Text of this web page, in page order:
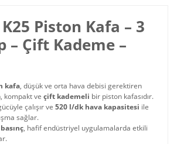
Piston Kafa – 3
– Çift Kademe –
kafa, düşük ve orta hava debisi gerektiren
kompakt ve çift kademeli bir piston kafasıdır.
çalışır ve 520 l/dk hava kapasitesi ile
sağlar.
, hafif endüstriyel uygulamalarda etkili